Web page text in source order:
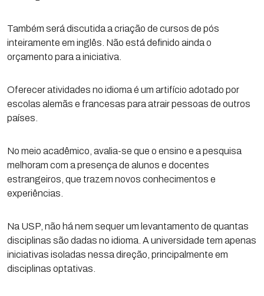
Também será discutida a criação de cursos de pós
inteiramente em inglês. Não está definido ainda o
orçamento para a iniciativa.
Oferecer atividades no idioma é um artifício adotado por
escolas alemãs e francesas para atrair pessoas de outros
países.
No meio acadêmico, avalia-se que o ensino e a pesquisa
melhoram com a presença de alunos e docentes
estrangeiros, que trazem novos conhecimentos e
experiências.
Na USP, não há nem sequer um levantamento de quantas
disciplinas são dadas no idioma. A universidade tem apenas
iniciativas isoladas nessa direção, principalmente em
disciplinas optativas.